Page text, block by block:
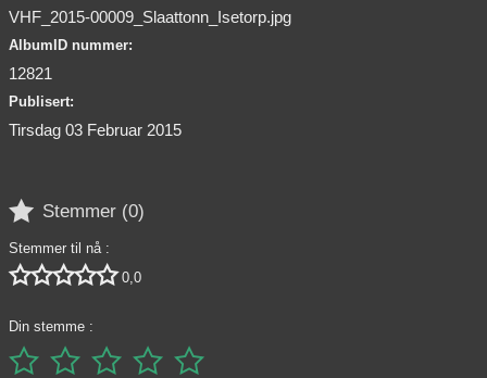
VHF_2015-00009_Slaattonn_Isetorp.jpg
AlbumID nummer:
12821
Publisert:
Tirsdag 03 Februar 2015
 Stemmer (0)
Stemmer til nå :
 0,0
Din stemme :
    